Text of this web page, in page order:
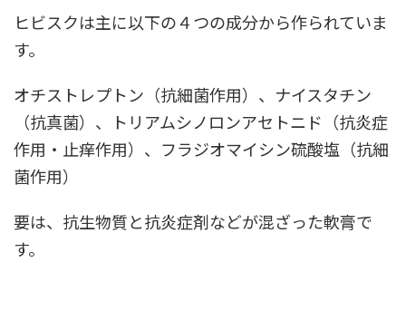
ヒビスクは主に以下の４つの成分から作られていま
す。
オチストレプトン（抗細菌作用）、ナイスタチン
（抗真菌）、トリアムシノロンアセトニド（抗炎症
作用・止痒作用）、フラジオマイシン硫酸塩（抗細
菌作用）
要は、抗生物質と抗炎症剤などが混ざった軟膏で
す。